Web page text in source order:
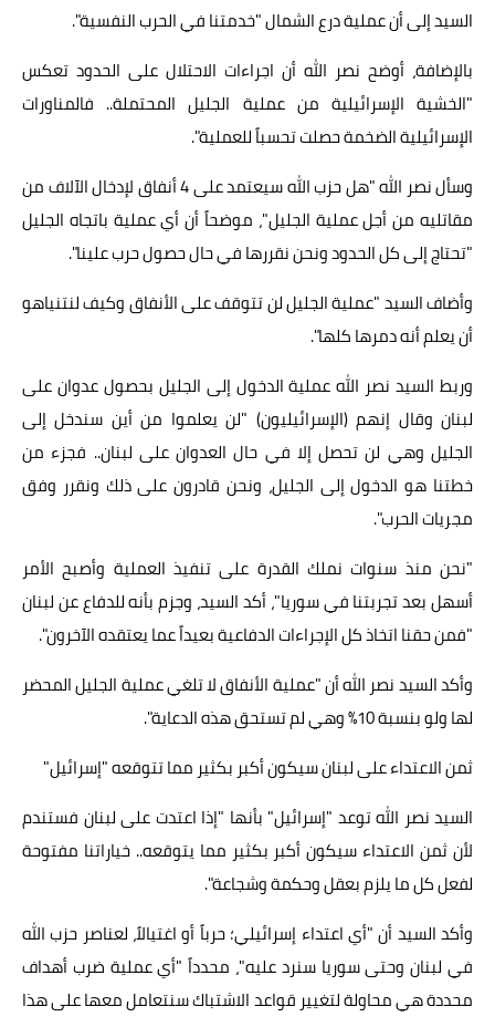
السيد إلى أن عملية درع الشمال "خدمتنا في الحرب النفسية".
بالإضافة، أوضح نصر الله أن اجراءات الاحتلال على الحدود تعكس
"الخشية الإسرائيلية من عملية الجليل المحتملة.. فالمناورات
الإسرائيلية الضخمة حصلت تحسباً للعملية".
وسأل نصر الله "هل حزب الله سيعتمد على 4 أنفاق لإدخال الآلاف من
مقاتليه من أجل عملية الجليل"، موضحاً أن أي عملية باتجاه الجليل
"تحتاج إلى كل الحدود ونحن نقررها في حال حصول حرب علينا".
وأضاف السيد "عملية الجليل لن تتوقف على الأنفاق وكيف لنتنياهو
أن يعلم أنه دمرها كلها".
وربط السيد نصر الله عملية الدخول إلى الجليل بحصول عدوان على
لبنان وقال إنهم (الإسرائيليون) "لن يعلموا من أين سندخل إلى
الجليل وهي لن تحصل إلا في حال العدوان على لبنان.. فجزء من
خطتنا هو الدخول إلى الجليل، ونحن قادرون على ذلك ونقرر وفق
مجريات الحرب".
"نحن منذ سنوات نملك القدرة على تنفيذ العملية وأصبح الأمر
أسهل بعد تجربتنا في سوريا"، أكد السيد، وجزم بأنه للدفاع عن لبنان
"فمن حقنا اتخاذ كل الإجراءات الدفاعية بعيداً عما يعتقده الآخرون".
وأكد السيد نصر الله أن "عملية الأنفاق لا تلغي عملية الجليل المحضر
لها ولو بنسبة 10% وهي لم تستحق هذه الدعاية".
ثمن الاعتداء على لبنان سيكون أكبر بكثير مما تتوقعه "إسرائيل"
السيد نصر الله توعد "إسرائيل" بأنها "إذا اعتدت على لبنان فستندم
لأن ثمن الاعتداء سيكون أكبر بكثير مما يتوقعه.. خياراتنا مفتوحة
لفعل كل ما يلزم بعقل وحكمة وشجاعة".
وأكد السيد أن "أي اعتداء إسرائيلي؛ حرباً أو اغتيالاً، لعناصر حزب الله
في لبنان وحتى سوريا سنرد عليه"، محدداً "أي عملية ضرب أهداف
محددة هي محاولة لتغيير قواعد الاشتباك سنتعامل معها على هذا